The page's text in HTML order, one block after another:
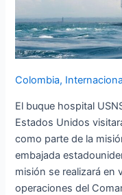
Colombia,
El buque hospital
Estados Unidos
como parte de la
embajada
misión se realizará en
operaciones del
Misión
Médica
en